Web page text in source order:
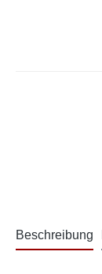
Beschreibung